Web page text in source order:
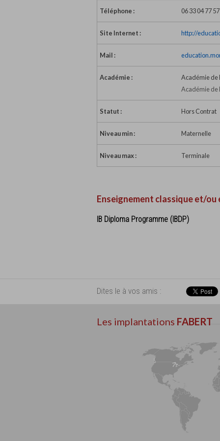
Téléphone : 06 33 04 77 57
Site Internet : http://
Mail :
Académie :
Académie de
Académie de
Statut : Hors Contrat
Niveau min : Maternelle
Niveau max : Terminale
Enseignement classique et/ou
IB Diploma Programme (IBDP)
Dites le à vos amis :
Les implantations FABERT